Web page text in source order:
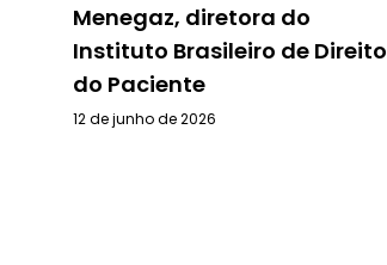
Menegaz, diretora do
Instituto Brasileiro de Direito
do Paciente
12 de junho de 2026